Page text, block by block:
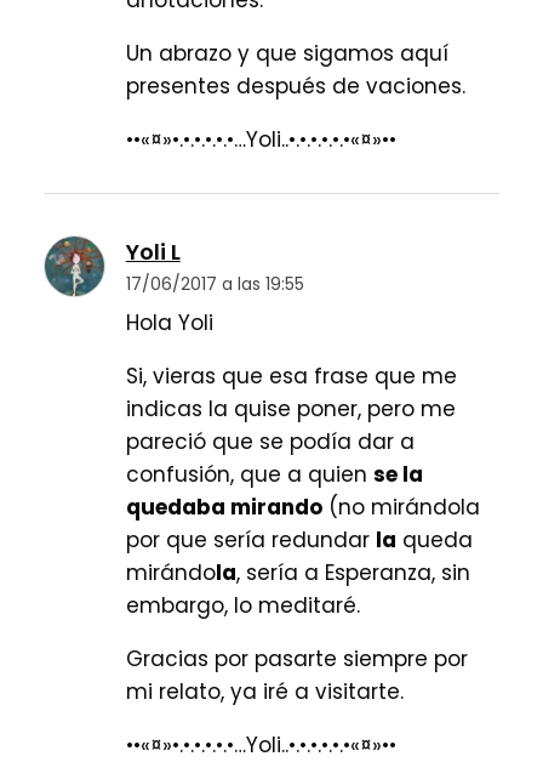
Un abrazo y que sigamos aquí
presentes después de vaciones.
••«¤»•.•.•.•.•.•…Yoli..•.•.•.•.•.•«¤»••
Yoli L
17/06/2017 a las 19:55
Hola Yoli
Si, vieras que esa frase que me
indicas la quise poner, pero me
pareció que se podía dar a
confusión, que a quien se la
quedaba mirando(no mirándola
por que sería redundar la queda
mirándola, sería a Esperanza, sin
embargo, lo meditaré.
Gracias por pasarte siempre por
mi relato, ya iré a visitarte.
••«¤»•.•.•.•.•.•…Yoli..•.•.•.•.•.•«¤»••